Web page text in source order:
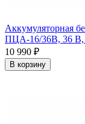
Аккумуляторная
ПЦА-16/36В, 36 В,
10 990 ₽
В корзину